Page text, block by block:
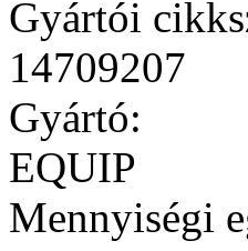
Gyártói
14709207
Gyártó:
EQUIP
Mennyiségi